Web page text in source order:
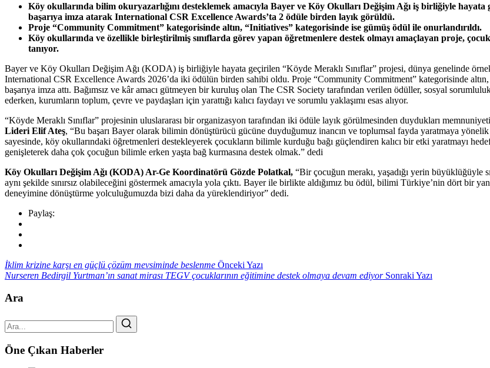
Köy okullarında bilim okuryazarlığını desteklemek amacıyla Bayer ve Köy Okulları Değişim Ağı iş birliğiyle
başarıya imza atarak International CSR Excellence Awards’ta 2 ödüle birden layık görüldü.
Proje “Community Commitment” kategorisinde altın, “Initiatives” kategorisinde ise gümüş ödül ile onurlandırıldı.
Köy okullarında ve özellikle birleştirilmiş sınıflarda görev yapan öğretmenlere destek olmayı amaçlayan proje,
tanıyor.
Bayer ve Köy Okulları Değişim Ağı (KODA) iş birliğiyle hayata geçirilen “Köyde Meraklı Sınıflar” projesi, dünya genelinde
International CSR Excellence Awards 2026’da iki ödülün birden sahibi oldu. Proje “Community Commitment” kategorisinde
başarıya imza attı. Bağımsız ve kâr amacı gütmeyen bir kuruluş olan The CSR Society tarafından verilen ödüller, sosyal
ederken, kurumların toplum, çevre ve paydaşları için yarattığı kalıcı faydayı ve sorumlu yaklaşımı esas alıyor.
“Köyde Meraklı Sınıflar” projesinin uluslararası bir organizasyon tarafından iki ödüle layık görülmesinden duydukları
Lideri Elif Ateş, “Bu başarı Bayer olarak bilimin dönüştürücü gücüne duyduğumuz inancın ve toplumsal fayda yaratmaya
sayesinde, köy okullarındaki öğretmenleri destekleyerek çocukların bilimle kurduğu bağı güçlendiren kalıcı bir etki yaratmayı
genişleterek daha çok çocuğun bilimle erken yaşta bağ kurmasına destek olmak.” dedi
Köy Okulları Değişim Ağı (KODA) Ar-Ge Koordinatörü Gözde Polatkal, “Bir çocuğun merakı, yaşadığı yerin büyüklüğüyle
aynı şekilde sınırsız olabileceğini göstermek amacıyla yola çıktı. Bayer ile birlikte aldığımız bu ödül, bilimi Türkiye’nin dört bir
deneyimine dönüştürme yolculuğumuzda bizi daha da yüreklendiriyor” dedi.
Paylaş:
İklim krizine karşı en güçlü çözüm mevsiminde beslenme Önceki Yazı
Nurseren Bedirgil Yurtman’ın sanat mirası TEGV çocuklarının eğitimine destek olmaya devam ediyorSonraki Yazı
Ara
Öne Çıkan Haberler